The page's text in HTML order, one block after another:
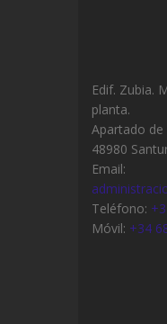
Edif. Zubia.
planta.
Apartado de
48980
Email:
Teléfono:
Móvil: +34